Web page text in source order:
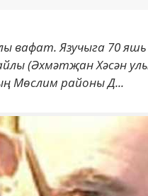
вафат. Язучыга 70
(Әхмәтҗан Хәсән
Мөслим районы Д...